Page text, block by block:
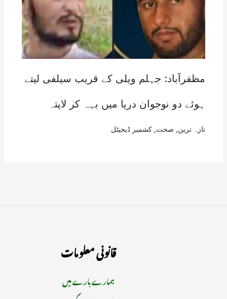
مظفرآباد: جہلم ویلی کے قریب سیلفی لیتے
ہوئے دو نوجوان دریا میں بہہ کر لاپتہ
تازہ ترین صحت کشمیر ڈیجیٹل
قانونی معلومات
ہمارے بارے میں